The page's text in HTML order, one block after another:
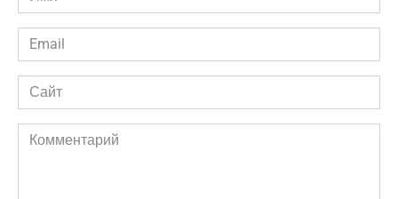
*
Email
*
Сайт
Комментарий